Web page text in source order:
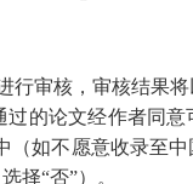
行审核，审核结果
的论文经作者同
（如不愿意收录至
择“否”）。